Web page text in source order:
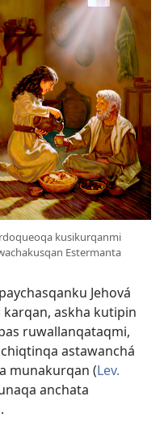
kusikurqanmi
Estermanta
Jehová
askha kutipin
ruwallanqataqmi,
astawanchá
munakurqan (Lev.
anchata